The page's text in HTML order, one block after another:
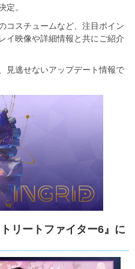
定。
コスチュームなど、注目ポイン
イ映像や詳細情報と共にご紹介
見逃せないアップデート情報で
リートファイター6』に